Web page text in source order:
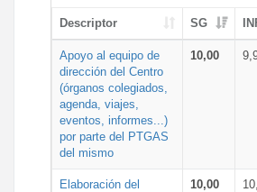
Descriptor SG
Apoyo al equipo de
dirección del Centro
(órganos colegiados,
agenda, viajes,
eventos, informes...)
por parte del PTGAS
del mismo
10,00
Elaboración del
10,00